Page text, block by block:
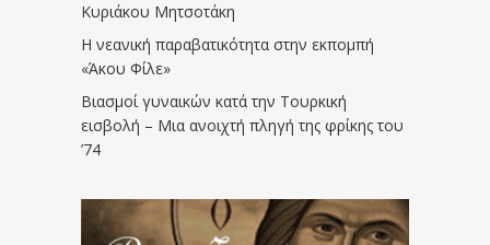
Κυριάκου Μητσοτάκη
Η νεανική παραβατικότητα στην εκπομπή
«Άκου Φίλε»
Βιασμοί γυναικών κατά την Τουρκική
εισβολή – Μια ανοιχτή πληγή της φρίκης του
’74